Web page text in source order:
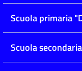
Scuola primaria
Scuola